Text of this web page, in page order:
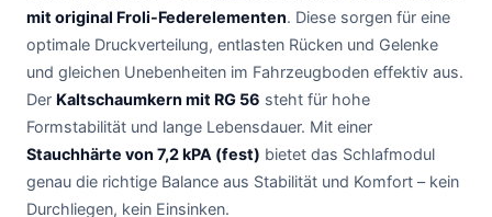
mit original Froli-Federelementen. Diese sorgen für eine
optimale Druckverteilung, entlasten Rücken und Gelenke
und gleichen Unebenheiten im Fahrzeugboden effektiv aus.
Der Kaltschaumkern mit RG 56 steht für hohe
Formstabilität und lange Lebensdauer. Mit einer
Stauchhärte von 7,2 kPA (fest) bietet das Schlafmodul
genau die richtige Balance aus Stabilität und Komfort – kein
Durchliegen, kein Einsinken.